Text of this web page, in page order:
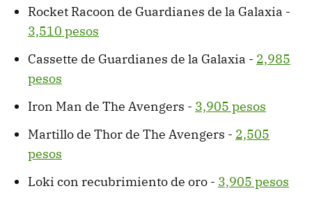
Rocket Racoon de Guardianes de la Galaxia -
3,510 pesos
Cassette de Guardianes de la Galaxia - 2,985
pesos
Iron Man de The Avengers - 3,905 pesos
Martillo de Thor de The Avengers - 2,505
pesos
Loki con recubrimiento de oro - 3,905 pesos